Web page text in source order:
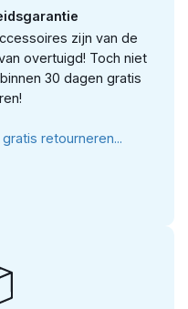
zijn van de
overtuigd! Toch niet
30 dagen gratis
retourneren...